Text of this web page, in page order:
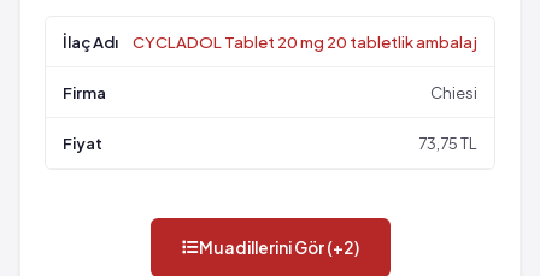
CYCLADOL Tablet 20 mg 20 tabletlik ambalaj
Chiesi
73,75 TL
Muadillerini Gör (+2)